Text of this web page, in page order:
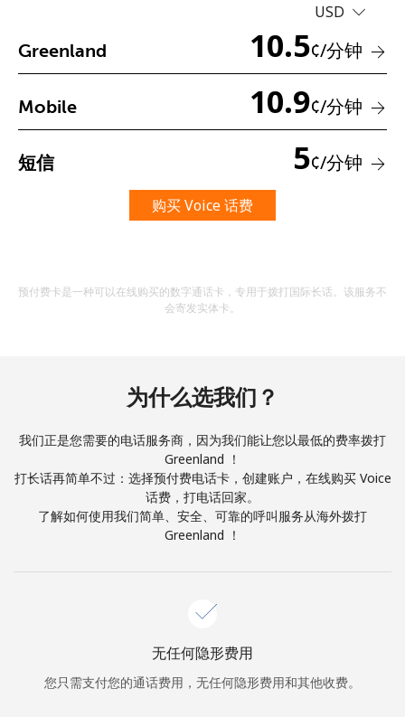
至少 8 个字符
一个大写字母和一个小写字母
加入
你好！
USD
Greenland 10.5¢/分钟
Mobile 10.9¢/分钟
短信 5¢/分钟
购买 Voice 话费
预付费卡是一种可以在线购买的数字通话卡，专用于拨打国际长话。该服务不
会寄发实体卡。
为什么选我们？
我们正是您需要的电话服务商，因为我们能让您以最低的费率拨打
Greenland ！
打长话再简单不过：选择预付费电话卡，创建账户，在线购买 Voice
话费，打电话回家。
了解如何使用我们简单、安全、可靠的呼叫服务从海外拨打
Greenland ！
无任何隐形费用
您只需支付您的通话费用，无任何隐形费用和其他收费。